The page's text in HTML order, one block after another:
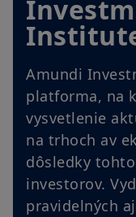
Amundi
platforma, na
vysvetlenie
na trhoch av
dôsledky
investorov.
pravidelných